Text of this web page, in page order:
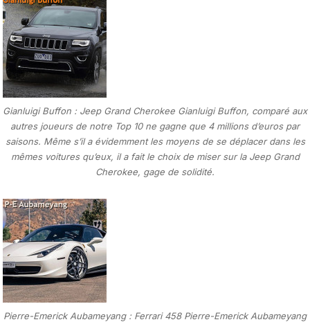
Gianluigi Buffon : Jeep Grand Cherokee Gianluigi Buffon, comparé aux
autres joueurs de notre Top 10 ne gagne que 4 millions d’euros par
saisons. Même s’il a évidemment les moyens de se déplacer dans les
mêmes voitures qu’eux, il a fait le choix de miser sur la Jeep Grand
Cherokee, gage de solidité.
Pierre-Emerick Aubameyang : Ferrari 458 Pierre-Emerick Aubameyang